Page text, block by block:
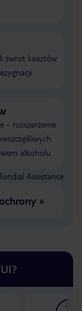
zwrot kosztów
- rozszerzenie
alkoholu
Assistance
»